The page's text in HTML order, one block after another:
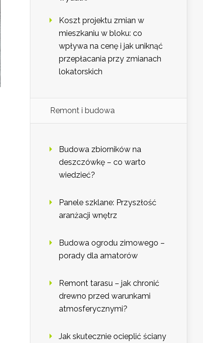
Koszt projektu zmian w
mieszkaniu w bloku: co
wpływa na cenę i jak uniknąć
przepłacania przy zmianach
lokatorskich
Remont i budowa
Budowa zbiorników na
deszczówkę – co warto
wiedzieć?
Panele szklane: Przyszłość
aranżacji wnętrz
Budowa ogrodu zimowego –
porady dla amatorów
Remont tarasu – jak chronić
drewno przed warunkami
atmosferycznymi?
Jak skutecznie ocieplić ściany